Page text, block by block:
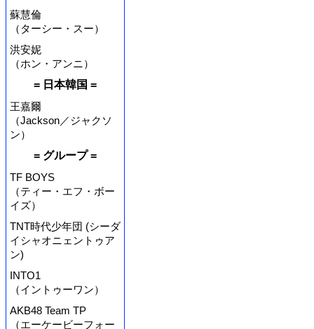
蘇慧倫
（ターシー・スー）
洪安妮
（ホン・アンニ）
= 日本韓国 =
王嘉爾
（Jackson／ジャクソ
ン）
= グループ =
TF BOYS
（ティー・エフ・ボー
イズ）
TNT時代少年団 (シーダ
イシャオニェントゥア
ン)
INTO1
（イントゥーワン）
AKB48 Team TP
（エーケービーフォー